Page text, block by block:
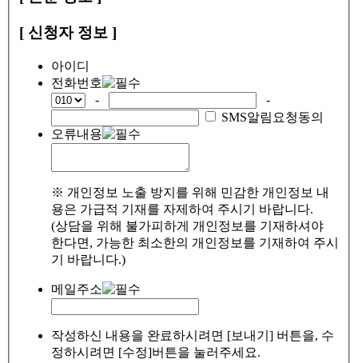
[ 신청자 정보 ]
아이디
전화번호
-
-
SMS알림요청동의
오류내용
※ 개인정보 노출 방지를 위해 민감한 개인정보 내
용은 가급적 기재를 자제하여 주시기 바랍니다.
(상담을 위해 불가피하게 개인정보를 기재하셔야
한다면, 가능한 최소한의 개인정보를 기재하여 주시
기 바랍니다.)
메일주소
작성하신 내용을 완료하시려면 [보내기] 버튼을, 수
정하시려면 [수정]버튼을 눌러주세요.